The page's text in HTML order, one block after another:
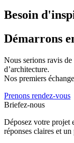
Besoin
Démarrons
Nous serions ravis
d’architecture.
Nos premiers
Prenons rendez-vous
Briefez-nous
Déposez votre projet
réponses claires et